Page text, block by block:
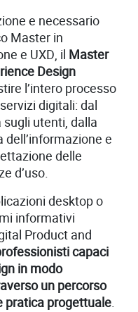
e necessario
Master in
e UXD, il Master
Design
l’intero processo
digitali: dal
utenti, dalla
e
delle
d’uso.
desktop o
informativi
Product and
capaci
in modo
un percorso
pratica progettuale.